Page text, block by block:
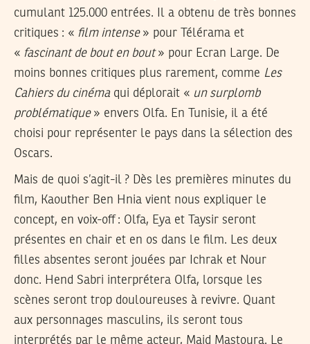
cumulant 125.000 entrées. Il a obtenu de très bonnes
critiques : « film intense» pour Télérama et
« fascinant de bout en bout» pour Ecran Large. De
moins bonnes critiques plus rarement, comme Les
Cahiers du cinéma qui déplorait « un surplomb
problématique» envers Olfa. En Tunisie, il a été
choisi pour représenter le pays dans la sélection des
Oscars.
Mais de quoi s’agit-il ? Dès les premières minutes du
film, Kaouther Ben Hnia vient nous expliquer le
concept, en voix-off : Olfa, Eya et Taysir seront
présentes en chair et en os dans le film. Les deux
filles absentes seront jouées par Ichrak et Nour
donc. Hend Sabri interprétera Olfa, lorsque les
scènes seront trop douloureuses à revivre. Quant
aux personnages masculins, ils seront tous
interprétés par le même acteur, Majd Mastoura. Le